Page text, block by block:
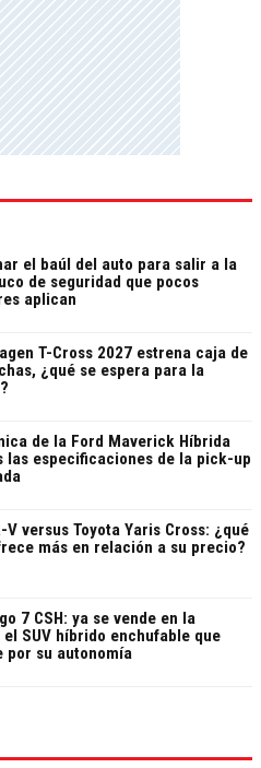
el baúl del auto para salir a la
de seguridad que pocos
aplican
T-Cross 2027 estrena caja de
¿qué se espera para la
de la Ford Maverick Híbrida
las especificaciones de la pick-up
V versus Toyota Yaris Cross: ¿qué
más en relación a su precio?
7 CSH: ya se vende en la
SUV híbrido enchufable que
por su autonomía